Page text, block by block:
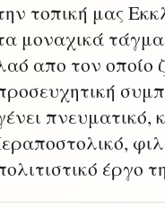
τοπική μας
μοναχικά
απο τον οποίο
πνευματικό,
έργο